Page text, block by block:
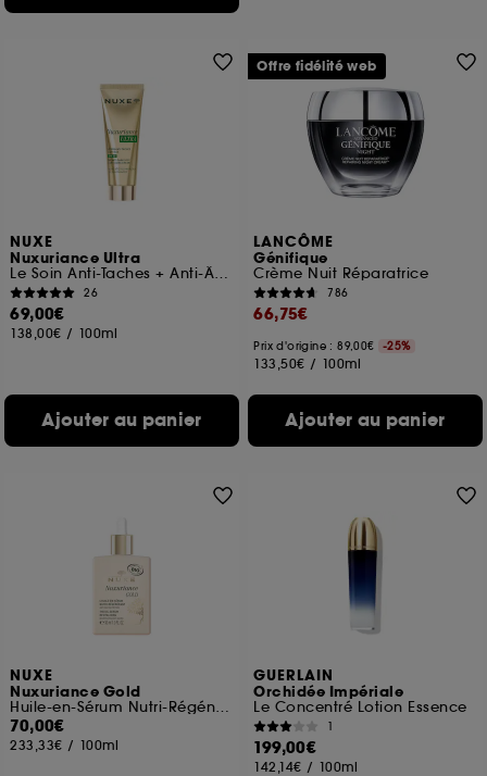
NUXE
Nuxuriance Ultra
Le Soin Anti-Taches + Anti-Âge SPF 30
26
69,00€
138,00€ / 100ml
Ajouter au panier
LANCÔME
Génifique
Crème Nuit Réparatrice
786
66,75€
Prix d'origine : 89,00€ -25%
133,50€ / 100ml
Ajouter au panier
Offre fidélité web
NUXE
Nuxuriance Gold
Huile-en-Sérum Nutri-Régénérant
70,00€
233,33€ / 100ml
GUERLAIN
Orchidée Impériale
Le Concentré Lotion Essence
1
199,00€
142,14€ / 100ml